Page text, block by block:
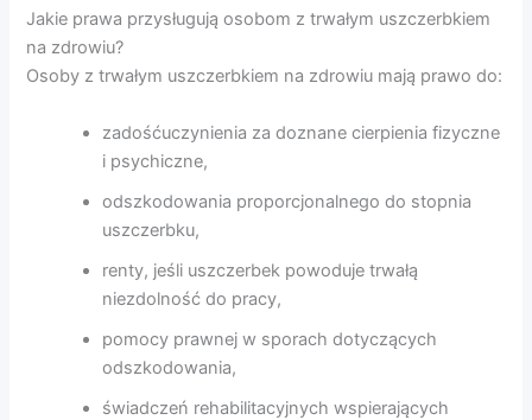
Jakie prawa przysługują osobom z trwałym uszczerbkiem
na zdrowiu?
Osoby z trwałym uszczerbkiem na zdrowiu mają prawo do:
zadośćuczynienia za doznane cierpienia fizyczne
i psychiczne,
odszkodowania proporcjonalnego do stopnia
uszczerbku,
renty, jeśli uszczerbek powoduje trwałą
niezdolność do pracy,
pomocy prawnej w sporach dotyczących
odszkodowania,
świadczeń rehabilitacyjnych wspierających